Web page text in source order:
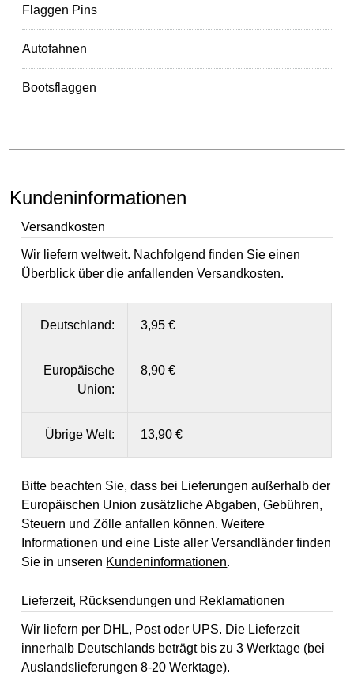
Flaggen Pins
Autofahnen
Bootsflaggen
Kundeninformationen
Versandkosten
Wir liefern weltweit. Nachfolgend finden Sie einen
Überblick über die anfallenden Versandkosten.
Deutschland: 3,95 €
Europäische
Union:
8,90 €
Übrige Welt: 13,90 €
Bitte beachten Sie, dass bei Lieferungen außerhalb der
Europäischen Union zusätzliche Abgaben, Gebühren,
Steuern und Zölle anfallen können. Weitere
Informationen und eine Liste aller Versandländer finden
Sie in unseren Kundeninformationen.
Lieferzeit, Rücksendungen und Reklamationen
Wir liefern per DHL, Post oder UPS. Die Lieferzeit
innerhalb Deutschlands beträgt bis zu 3 Werktage (bei
Auslandslieferungen 8-20 Werktage).